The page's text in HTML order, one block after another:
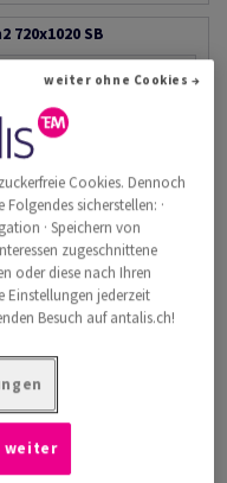
SB
inkl. MwSt.
10'548.94 26.25% Rabatt
7'779.85
Bogen
kg )
AB 10/08/2026
+
m2 720x1020 SB
inkl. MwSt.
10'548.94 26.25% Rabatt
Cookies. Dennoch
sicherstellen: ·
· Speichern von
zugeschnittene
oder diese nach Ihren
Einstellungen jederzeit
Besuch auf antalis.ch!
weiter ohne Cookies →
weiter